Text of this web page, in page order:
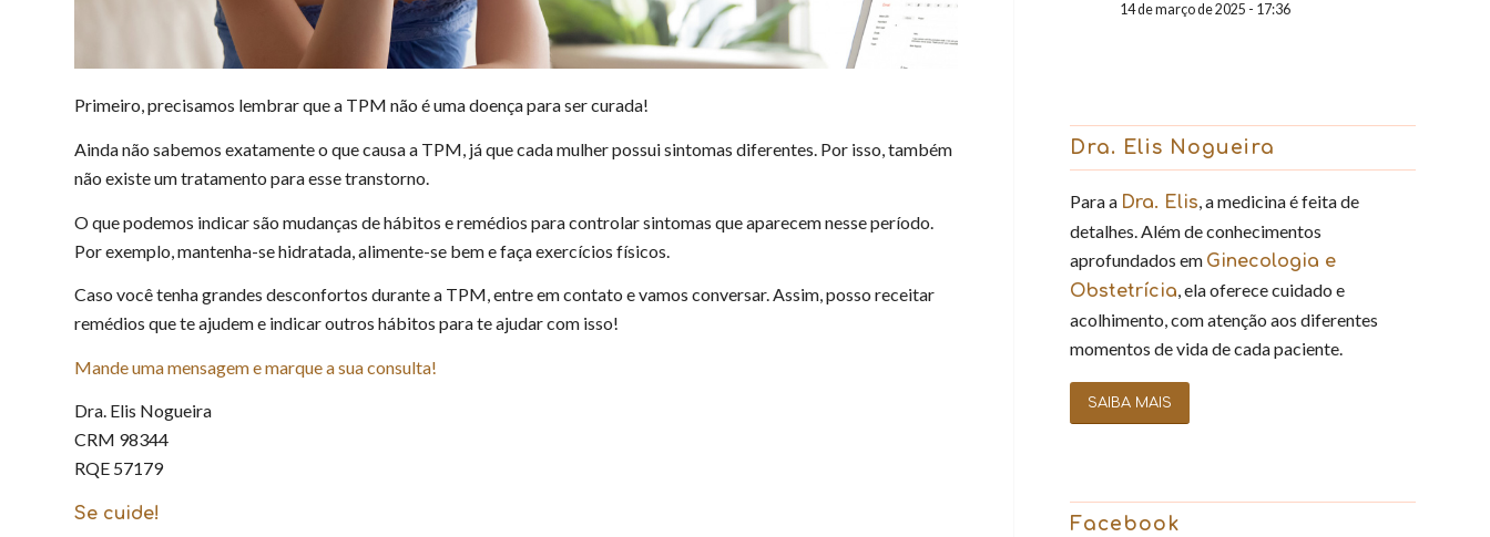
Primeiro, precisamos lembrar que a TPM não é uma doença para ser curada!
Ainda não sabemos exatamente o que causa a TPM, já que cada mulher possui sintomas diferentes. Por isso, também
não existe um tratamento para esse transtorno.
O que podemos indicar são mudanças de hábitos e remédios para controlar sintomas que aparecem nesse período.
Por exemplo, mantenha-se hidratada, alimente-se bem e faça exercícios físicos.
Caso você tenha grandes desconfortos durante a TPM, entre em contato e vamos conversar. Assim, posso receitar
remédios que te ajudem e indicar outros hábitos para te ajudar com isso!
Mande uma mensagem e marque a sua consulta!
Dra. Elis Nogueira
CRM 98344
RQE 57179
Se cuide!
14 de março de 2025 - 17:36
Dra. Elis Nogueira
Para a Dra. Elis, a medicina é feita de
detalhes. Além de conhecimentos
aprofundados em Ginecologia e
Obstetrícia, ela oferece cuidado e
acolhimento, com atenção aos diferentes
momentos de vida de cada paciente.
SAIBA MAIS
Facebook